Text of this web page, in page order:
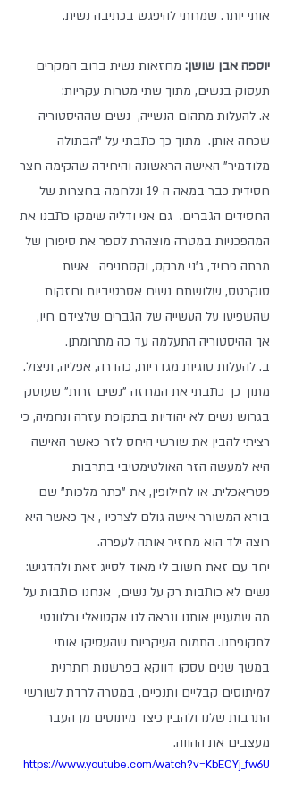
אותי יותר. שמחתי להיפגש בכתיבה נשית.
יוספה אבן שושן: מחזאות נשית ברוב המקרים
תעסוק בנשים, מתוך שתי מטרות עקריות:
א. להעלות מתהום הנשייה,  נשים שההיסטוריה
שכחה אותן.  מתוך כך כתבתי על "הבתולה
מלודמיר" האישה הראשונה והיחידה שהקימה חצר
חסידית כבר במאה ה 19 ונלחמה בחצרות של
החסידים הגברים.  גם אני ודליה שימקו כתבנו את
המהפכניות במטרה מוצהרת לספר את סיפורן של
מרתה פרויד, ג'ני מרקס, וקסתניפה   אשת
סוקרטס, שלושתם נשים אסרטיביות וחזקות
שהשפיעו על העשייה של הגברים שלצידם חיו,
אך ההיסטוריה התעלמה עד כה מתרומתן.
ב. להעלות סוגיות מגדריות, כהדרה, אפליה, וניצול.
מתוך כך כתבתי את המחזה "נשים זרות" שעוסק
בגרוש נשים לא יהודיות בתקופת עזרה ונחמיה, כי
רציתי להבין את שורשי היחס לזר כאשר האישה
היא למעשה הזר האולטימטיבי בתרבות
פטריאכלית. או לחילופין, את "כתר מלכות" שם
בורא המשורר אישה גולם לצרכיו , אך כאשר היא
רוצה ילד הוא מחזיר אותה לעפרה.
יחד עם זאת חשוב לי מאוד לסייג זאת ולהדגיש:
נשים לא כותבות רק על נשים,  אנחנו כותבות על
מה שמעניין אותנו ונראה לנו אקטואלי ורלוונטי
לתקופתנו. התמות העיקריות שהעסיקו אותי
במשך שנים עסקו דווקא בפרשנות חתרנית
למיתוסים קבליים ותנכיים, במטרה לרדת לשורשי
התרבות שלנו ולהבין כיצד מיתוסים מן העבר
מעצבים את ההווה.
https://www.youtube.com/watch?v=KbECYj_fw6U